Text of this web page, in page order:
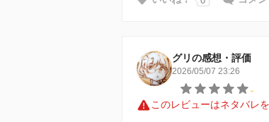
グリの感想・評価
2026/05/07 23:26
-
このレビューはネタバレ